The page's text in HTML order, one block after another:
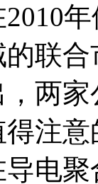
联
两
注
电